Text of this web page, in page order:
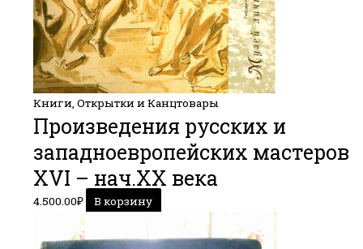
Книги, Открытки и Канцтовары
Произведения русских и
западноевропейских мастеров
XVI – нач.XX века
4.500.00₽ В корзину